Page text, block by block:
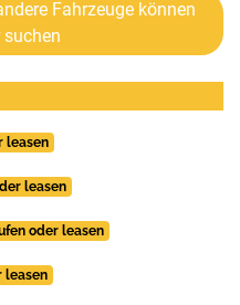
Fahrzeuge können
suchen
leasen
leasen
oder leasen
leasen